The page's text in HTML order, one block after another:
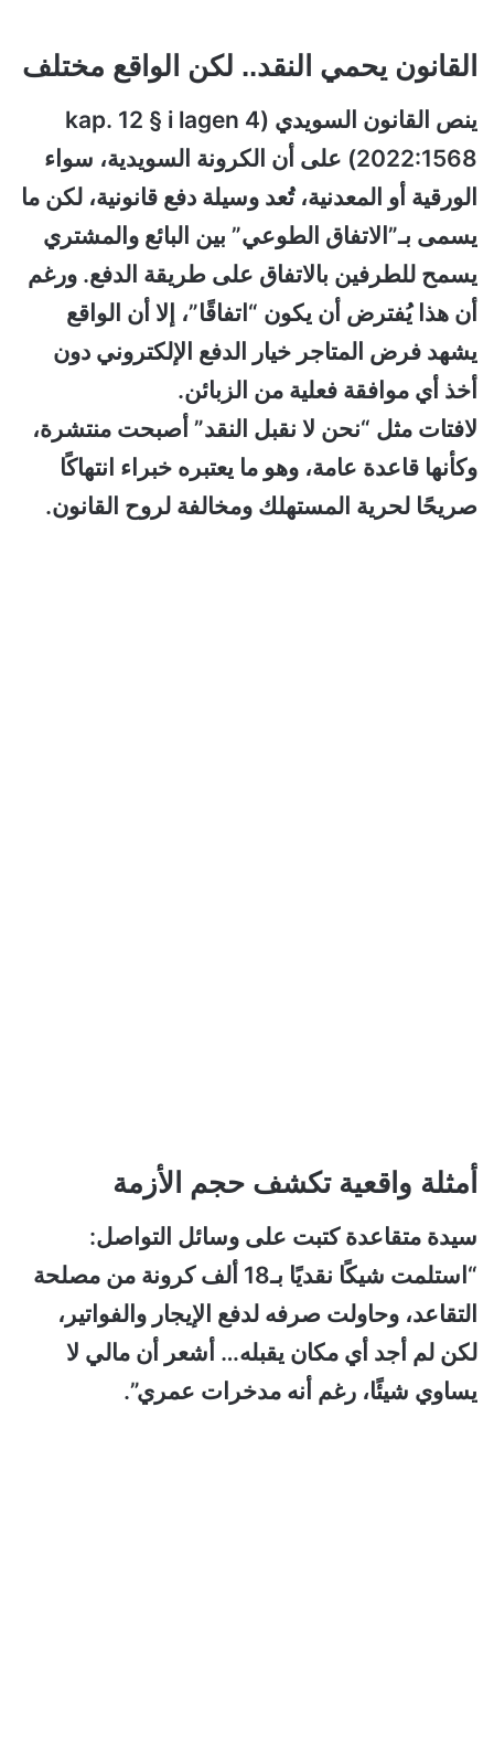
القانون يحمي النقد.. لكن الواقع مختلف
ينص القانون السويدي (4 kap. 12 § i lagen
2022:1568) على أن الكرونة السويدية، سواء
الورقية أو المعدنية، تُعد وسيلة دفع قانونية، لكن ما
يسمى بـ”الاتفاق الطوعي” بين البائع والمشتري
يسمح للطرفين بالاتفاق على طريقة الدفع. ورغم
أن هذا يُفترض أن يكون “اتفاقًا”، إلا أن الواقع
يشهد فرض المتاجر خيار الدفع الإلكتروني دون
أخذ أي موافقة فعلية من الزبائن.
لافتات مثل “نحن لا نقبل النقد” أصبحت منتشرة،
وكأنها قاعدة عامة، وهو ما يعتبره خبراء انتهاكًا
صريحًا لحرية المستهلك ومخالفة لروح القانون.
أمثلة واقعية تكشف حجم الأزمة
سيدة متقاعدة كتبت على وسائل التواصل:
“استلمت شيكًا نقديًا بـ18 ألف كرونة من مصلحة
التقاعد، وحاولت صرفه لدفع الإيجار والفواتير،
لكن لم أجد أي مكان يقبله… أشعر أن مالي لا
يساوي شيئًا، رغم أنه مدخرات عمري”.